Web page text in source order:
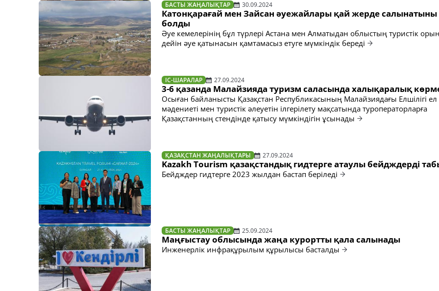
БАСТЫ ЖАҢАЛЫҚТАР 30.09.2024
Катонқарағай мен Зайсан әуежайлары қай жерде салынатыны
болды
Әуе кемелерінің бұл түрлері Астана мен Алматыдан облыстың туристік
дейін әуе қатынасын қамтамасыз етуге мүмкіндік береді
ІС-ШАРАЛАР 27.09.2024
3-6 қазанда Малайзияда туризм саласында халықаралық
Осыған байланысты Қазақстан Республикасының Малайзиядағы Елшілігі ел
мәдениеті мен туристік әлеуетін ілгерілету мақсатында туроператорларға
Қазақстанның стендінде қатысу мүмкіндігін ұсынады
ҚАЗАҚСТАН ЖАҢАЛЫҚТАРЫ 27.09.2024
Kazakh Tourism қазақстандық гидтерге атаулы бейдждерді
Бейдждер гидтерге 2023 жылдан бастап беріледі
БАСТЫ ЖАҢАЛЫҚТАР 25.09.2024
Маңғыстау облысында жаңа курортты қала салынады
Инженерлік инфрақұрылым құрылысы басталды